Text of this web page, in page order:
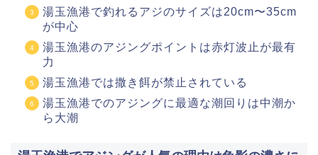
湯玉漁港で釣れるアジのサイズは20cm〜35cm
が中心
湯玉漁港のアジングポイントは赤灯波止が最有
力
湯玉漁港では撒き餌が禁止されている
湯玉漁港でのアジングに最適な潮回りは中潮か
ら大潮